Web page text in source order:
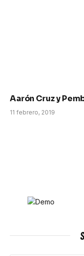
Aarón Cruz y
11 febrero, 2019